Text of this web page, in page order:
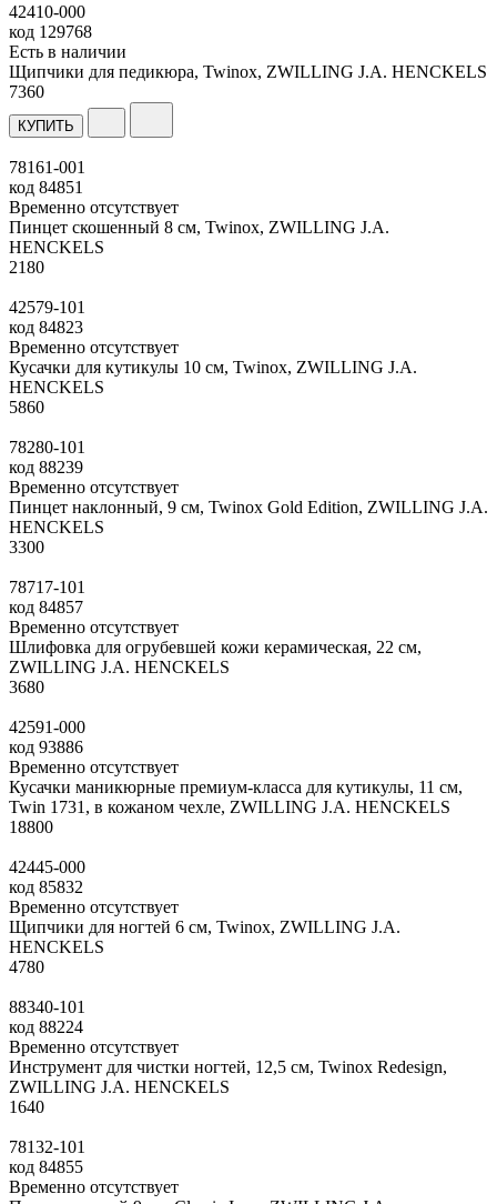
42410-000
код 129768
Есть в наличии
Щипчики для педикюра, Twinox, ZWILLING J.A. HENCKELS
7360
КУПИТЬ
78161-001
код 84851
Временно отсутствует
Пинцет скошенный 8 см, Twinox, ZWILLING J.A.
HENCKELS
2180
42579-101
код 84823
Временно отсутствует
Кусачки для кутикулы 10 см, Twinox, ZWILLING J.A.
HENCKELS
5860
78280-101
код 88239
Временно отсутствует
Пинцет наклонный, 9 см, Twinox Gold Edition, ZWILLING J.A.
HENCKELS
3300
78717-101
код 84857
Временно отсутствует
Шлифовка для огрубевшей кожи керамическая, 22 см,
ZWILLING J.A. HENCKELS
3680
42591-000
код 93886
Временно отсутствует
Кусачки маникюрные премиум-класса для кутикулы, 11 см,
Twin 1731, в кожаном чехле, ZWILLING J.A. HENCKELS
18800
42445-000
код 85832
Временно отсутствует
Щипчики для ногтей 6 см, Twinox, ZWILLING J.A.
HENCKELS
4780
88340-101
код 88224
Временно отсутствует
Инструмент для чистки ногтей, 12,5 см, Twinox Redesign,
ZWILLING J.A. HENCKELS
1640
78132-101
код 84855
Временно отсутствует